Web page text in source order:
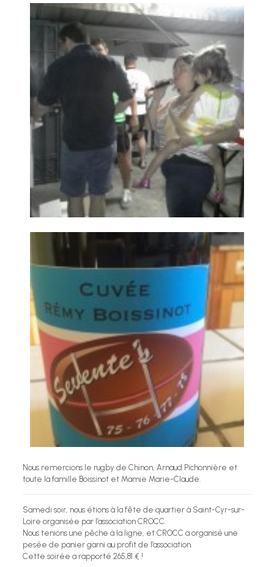
Nous remercions le rugby de Chinon, Arnaud Pichonnière et
toute la famille Boissinot et Mamie Marie-Claude.
Samedi soir, nous étions à la fête de quartier à Saint-Cyr-sur-
Loire organisée par l’association CROCC.
Nous tenions une pêche à la ligne, et CROCC a organisé une
pesée de panier garni au profit de l’association.
Cette soirée a rapporté 265,81 € !